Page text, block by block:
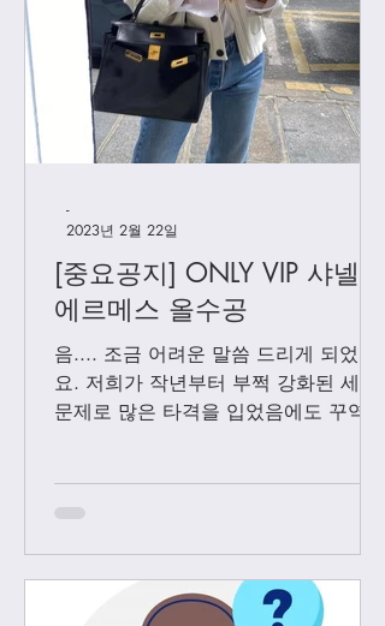
[우버급 올수공] 볼리드
백참
[중요공지] ONLY VIP 샤넬 +
에르메스 올수공
음.... 조금 어려운 말씀 드리게 되었어
요. 저희가 작년부터 부쩍 강화된 세관
문제로 많은 타격을 입었음에도 꾸역꾸
다. Vip...
-
2023년 2월 22일